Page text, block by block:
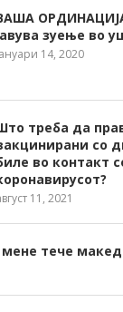
зуење во
14, 2020
треба да
со
во контакт
11, 2021
тече